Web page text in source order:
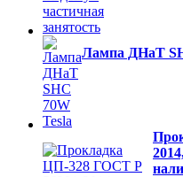
Лампа ДНаТ